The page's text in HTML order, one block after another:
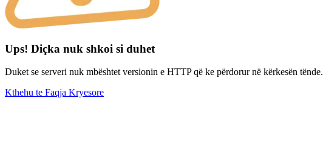
Ups! Diçka nuk shkoi si duhet
Duket se serveri nuk mbështet versionin e HTTP që ke përdorur në kërkesën tënde.
Kthehu te Faqja Kryesore